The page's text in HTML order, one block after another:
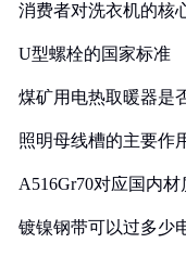
消费者对洗衣机的核
U型螺栓的国家标准
煤矿用电热取暖器是
照明母线槽的主要作
A516Gr70对应国内
镀镍钢带可以过多少